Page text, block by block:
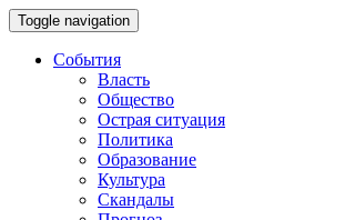
Toggle navigation
События
Власть
Общество
Острая ситуация
Политика
Образование
Культура
Скандалы